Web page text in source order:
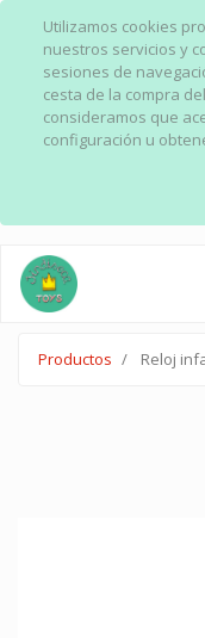
Utilizamos cookies
nuestros servicios y
sesiones de
cesta de la compra
consideramos que
configuración u
Productos Reloj